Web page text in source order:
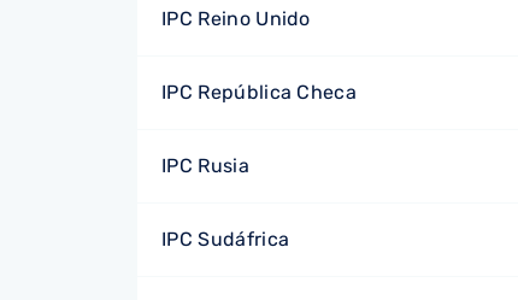
IPC Reino Unido
IPC República Checa
IPC Rusia
IPC Sudáfrica